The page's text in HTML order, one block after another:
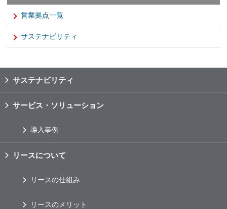
営業拠点一覧
サステナビリティ
サステナビリティ
サービス・ソリューション
導入事例
リースについて
リースの仕組み
リースのメリット